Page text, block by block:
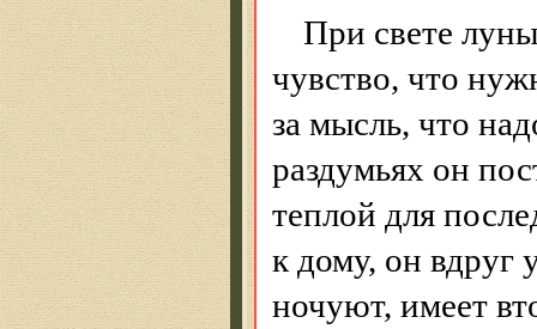
При свете
чувство, что
за мысль, что
раздумьях он
теплой для
к дому, он вдруг
ночуют, имеет